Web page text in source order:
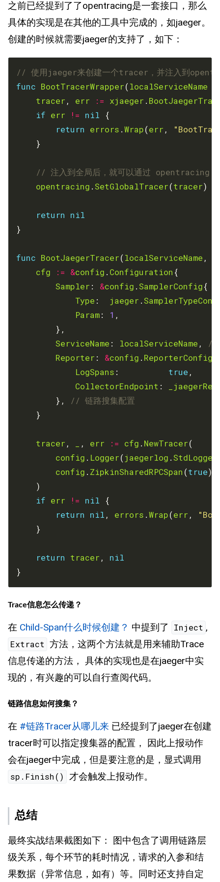
之前已经提到了了opentracing是一套接口，那么
具体的实现是在其他的工具中完成的，如jaeger。
创建的时候就需要jaeger的支持了，如下：
// 使用jaeger来创建一个tracer，并注入到
func BootTracerWrapper(localServiceName
tracer , err := xjaeger .
if err != nil
return errors .Wrap(err ,
// 注入到全局后，就可以通过
opentracing .SetGlobalTracer(tracer
return nil
func BootJaegerTracer(localServiceName ,
cfg
:= &config . Configuration
Sampler : &config .SamplerConfig
Type : jaeger .
Param: 1
ServiceName : localServiceName , //
Reporter : &config . ReporterConfig
LogSpans : true
CollectorEndpoint :
		},
// 链路搜集配置
tracer , , err := cfg . NewTracer
config . Logger(jaegerlog .StdLogger
config . ZipkinSharedRPCSpan (true
if err != nil
return nil , errors .Wrap(err ,
return tracer , nil
}
Trace信息怎么传递？
在 Child-Span什么时候创建？ 中提到了 Inject ,
Extract 方法，这两个方法就是用来辅助Trace
信息传递的方法， 具体的实现也是在jaeger中实
现的，有兴趣的可以自行查阅代码。
链路信息如何搜集？
在 #链路Tracer从哪儿来 已经提到了jaeger在创建
tracer时可以指定搜集器的配置， 因此上报动作
会在jaeger中完成，但是要注意的是，显式调用
sp.Finish() 才会触发上报动作。
总结
最终实战结果截图如下： 图中包含了调用链路层
级关系，每个环节的耗时情况，请求的入参和结
果数据（异常信息，如有）等。同时还支持自定